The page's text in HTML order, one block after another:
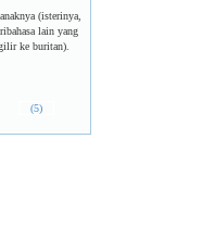
(isterinya,
lain yang
ke buritan).
(5)